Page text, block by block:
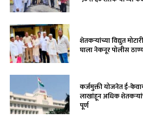
शेतकऱ्यांच्या विद्युत
घाला नेकनूर पोलीस
कर्जमुक्ती योजनेत ई-
लाखांहून अधिक
पूर्ण